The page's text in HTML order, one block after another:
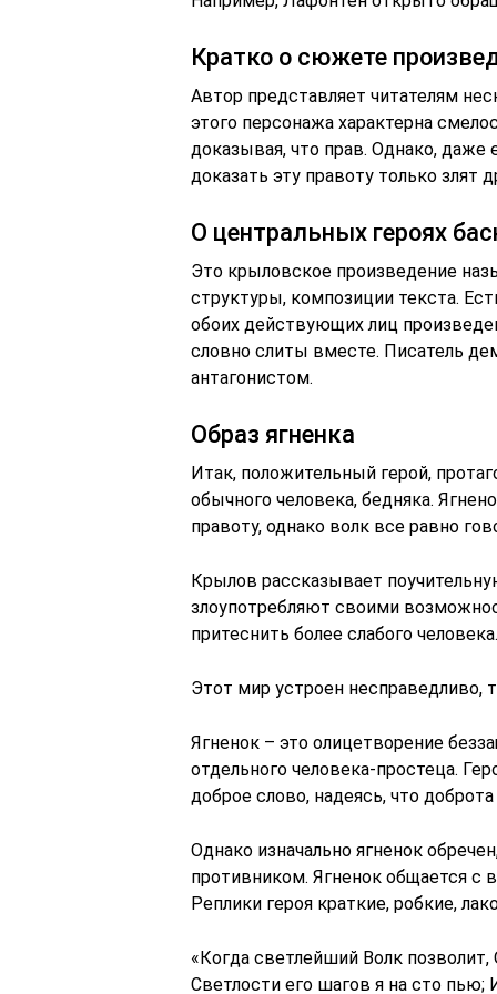
Кратко о сюжете
Автор представляет читателям
этого персонажа характерна
доказывая, что прав. Однако, даже
доказать эту правоту только злят
О центральных героях
Это крыловское произведение
структуры, композиции текста.
обоих действующих лиц
словно слиты вместе. Писатель
антагонистом.
Образ ягненка
Итак, положительный герой,
обычного человека, бедняка.
правоту, однако волк все равно
Крылов рассказывает
злоупотребляют своими
притеснить более слабого человека.
Этот мир устроен несправедливо,
Ягненок – это олицетворение
отдельного человека-простеца.
доброе слово, надеясь, что
Однако изначально ягненок
противником. Ягненок общается с
Реплики героя краткие, робкие,
«Когда светлейший Волк
Светлости его шагов я на сто пью;